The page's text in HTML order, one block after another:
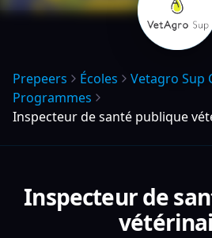
Prepeers Écoles
Vetagro Sup
Programmes
Inspecteur de santé publique
Inspecteur de